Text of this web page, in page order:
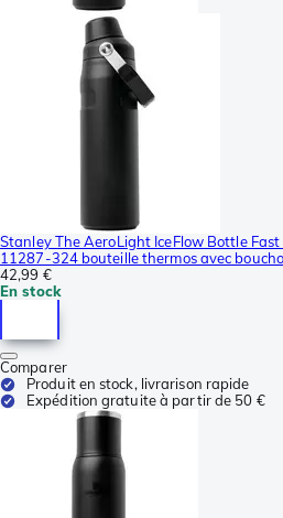
Stanley The AeroLight IceFlow Bottle
11287-324 bouteille thermos avec
42,99 €
En stock
Comparer
Produit en stock, livrarison rapide
Expédition gratuite à partir de 50 €